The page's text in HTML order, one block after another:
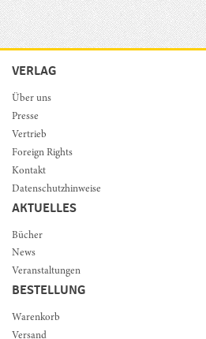
VERLAG
Über uns
Presse
Vertrieb
Foreign Rights
Kontakt
Datenschutzhinweise
AKTUELLES
Bücher
News
Veranstaltungen
BESTELLUNG
Warenkorb
Versand